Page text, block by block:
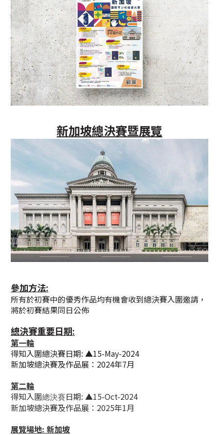
新加坡總決賽暨展覽
參加方法:
所有於初賽中的優秀作品均有機會收到總決賽入圍邀請，
將於初賽結果同日公佈
總決賽重要日期:
第一輪
得知入圍總決賽日期: ▲15-May-2024
新加坡總決賽及作品展：2024年7月
第二輪
得知入圍總決賽日期: ▲15-Oct-2024
新加坡總決賽及作品展：2025年1月
展覽場地: 新加坡